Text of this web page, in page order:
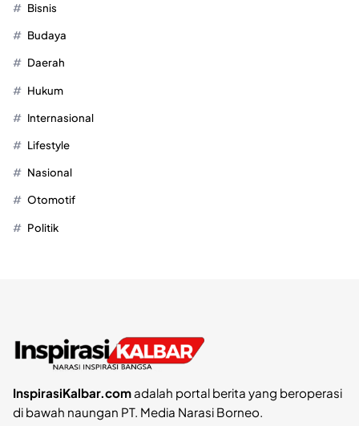
Bisnis
Budaya
Daerah
Hukum
Internasional
Lifestyle
Nasional
Otomotif
Politik
InspirasiKalbar.comadalah portal berita yang beroperasi
di bawah naungan PT. Media Narasi Borneo.